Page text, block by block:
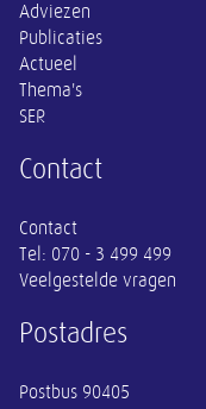
Adviezen
Publicaties
Actueel
Thema's
SER
Contact
Contact
Tel: 070 - 3 499 499
Veelgestelde vragen
Postadres
Postbus 90405